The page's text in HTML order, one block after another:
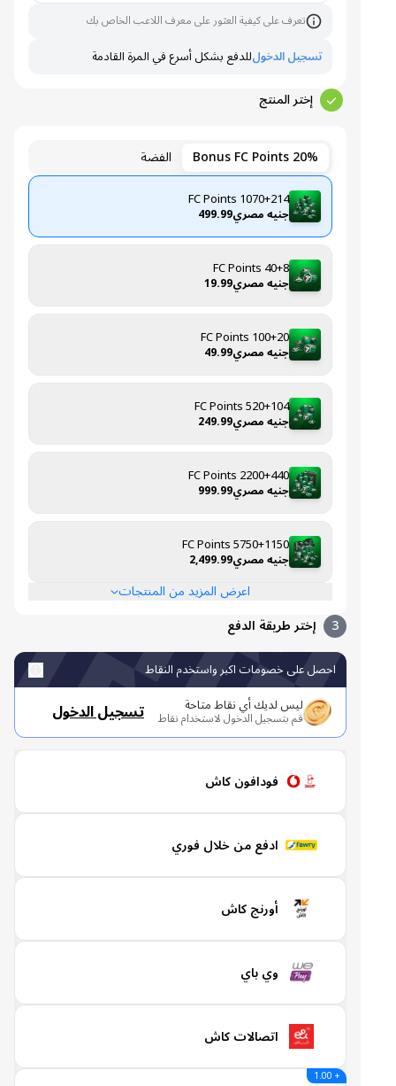
تعرف على كيفية العثور على معرف اللاعب الخاص بك
تسجيل الدخولللدفع بشكل أسرع في المرة القادمة
إختر المنتج
الفضة
1070+214 FC Points
جنيه مصري499.99
40+8 FC Points
جنيه مصري19.99
100+20 FC Points
جنيه مصري49.99
520+104 FC Points
جنيه مصري249.99
2200+440 FC Points
جنيه مصري999.99
5750+1150 FC Points
جنيه مصري2,499.99
اعرض المزيد من المنتجات
إختر طريقة الدفع
احصل على خصومات اكبر واستخدم النقاط
ليس لديك أي نقاط متاحة
قم بتسجيل الدخول لاستخدام نقاط تسجيل الدخول
فودافون كاش
ادفع من خلال فوري
أورنج كاش
وي باي
اتصالات كاش